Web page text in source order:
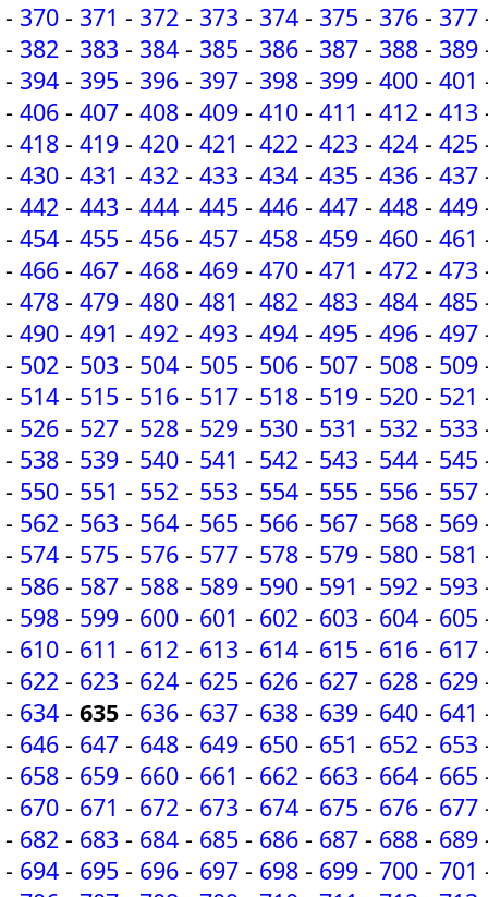
- 370 - 371 - 372 - 373 - 374 - 375 - 376 - 377
- 382 - 383 - 384 - 385 - 386 - 387 - 388 - 389
- 394 - 395 - 396 - 397 - 398 - 399 - 400 - 401
- 406 - 407 - 408 - 409 - 410 - 411 - 412 - 413
- 418 - 419 - 420 - 421 - 422 - 423 - 424 - 425
- 430 - 431 - 432 - 433 - 434 - 435 - 436 - 437
- 442 - 443 - 444 - 445 - 446 - 447 - 448 - 449
- 454 - 455 - 456 - 457 - 458 - 459 - 460 - 461
- 466 - 467 - 468 - 469 - 470 - 471 - 472 - 473
- 478 - 479 - 480 - 481 - 482 - 483 - 484 - 485
- 490 - 491 - 492 - 493 - 494 - 495 - 496 - 497
- 502 - 503 - 504 - 505 - 506 - 507 - 508 - 509
- 514 - 515 - 516 - 517 - 518 - 519 - 520 - 521
- 526 - 527 - 528 - 529 - 530 - 531 - 532 - 533
- 538 - 539 - 540 - 541 - 542 - 543 - 544 - 545
- 550 - 551 - 552 - 553 - 554 - 555 - 556 - 557
- 562 - 563 - 564 - 565 - 566 - 567 - 568 - 569
- 574 - 575 - 576 - 577 - 578 - 579 - 580 - 581
- 586 - 587 - 588 - 589 - 590 - 591 - 592 - 593
- 598 - 599 - 600 - 601 - 602 - 603 - 604 - 605
- 610 - 611 - 612 - 613 - 614 - 615 - 616 - 617
- 622 - 623 - 624 - 625 - 626 - 627 - 628 - 629
- 634 - 635 - 636 - 637 - 638 - 639 - 640 - 641
- 646 - 647 - 648 - 649 - 650 - 651 - 652 - 653
- 658 - 659 - 660 - 661 - 662 - 663 - 664 - 665
- 670 - 671 - 672 - 673 - 674 - 675 - 676 - 677
- 682 - 683 - 684 - 685 - 686 - 687 - 688 - 689
- 694 - 695 - 696 - 697 - 698 - 699 - 700 - 701